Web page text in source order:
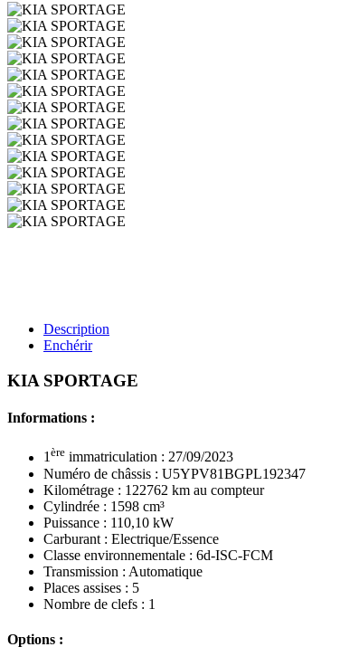
Description
Enchérir
KIA SPORTAGE
Informations :
1ère immatriculation : 27/09/2023
Numéro de châssis : U5YPV81BGPL192347
Kilométrage : 122762 km au compteur
Cylindrée : 1598 cm³
Puissance : 110,10 kW
Carburant : Electrique/Essence
Classe environnementale : 6d-ISC-FCM
Transmission : Automatique
Places assises : 5
Nombre de clefs : 1
Options :